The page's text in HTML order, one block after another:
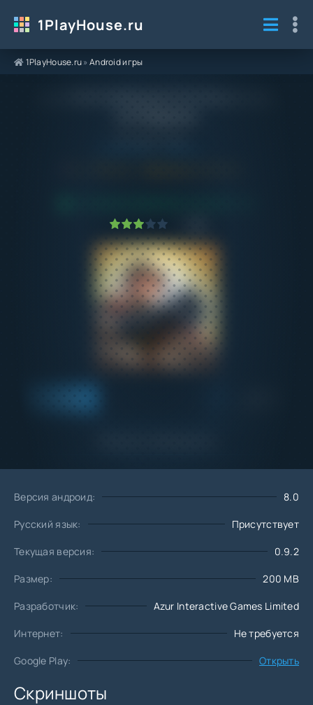
1PlayHouse.ru
1PlayHouse.ru»Android игры
Версия андроид: 8.0
Русский язык: Присутствует
Текущая версия: 0.9.2
Размер: 200 MB
Разработчик: Azur Interactive Games Limited
Интернет: Не требуется
Google Play: Открыть
Скриншоты